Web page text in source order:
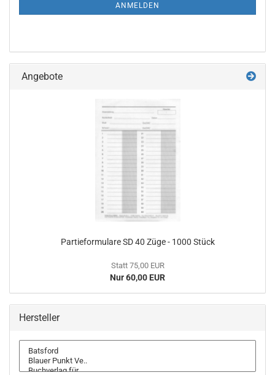
ANMELDEN
Angebote
Partieformulare SD 40 Züge - 1000 Stück
Statt 75,00 EUR
Nur 60,00 EUR
Hersteller